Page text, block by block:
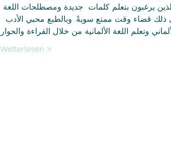
يرغبون بتعلم كلمات  جديدة ومصطلحات اللغة
ذلك قضاء وقت ممتع سويةً. وبالطبع محبي الأدب
Weiterlesen >